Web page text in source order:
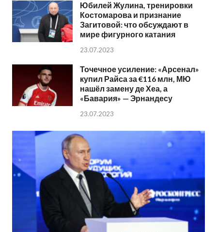
Юбилей Жулина, тренировки
Костомарова и признание
Загитовой: что обсуждают в
мире фигурного катания
23.07.2023
Точечное усиление: «Арсенал»
купил Райса за €116 млн, МЮ
нашёл замену де Хеа, а
«Бавария» — Эрнандесу
23.07.2023